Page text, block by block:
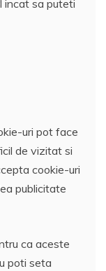
incat sa puteti
uri pot face
de vizitat si
cookie-uri
publicitate
ca aceste
poti seta